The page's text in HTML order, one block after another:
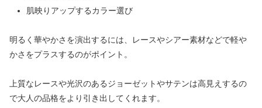
肌映りアップするカラー選び
明るく華やかさを演出するには、レースやシアー素材などで軽や
かさをプラスするのがポイント。
上質なレースや光沢のあるジョーゼットやサテンは高見えするの
で大人の品格をより引き出してくれます。